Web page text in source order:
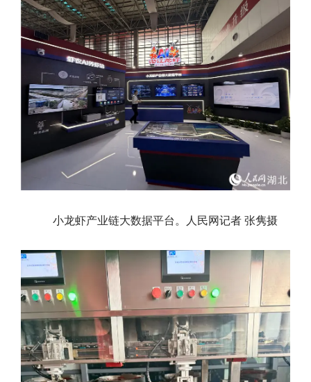
小龙虾产业链大数据平台。人民网记者 张隽摄